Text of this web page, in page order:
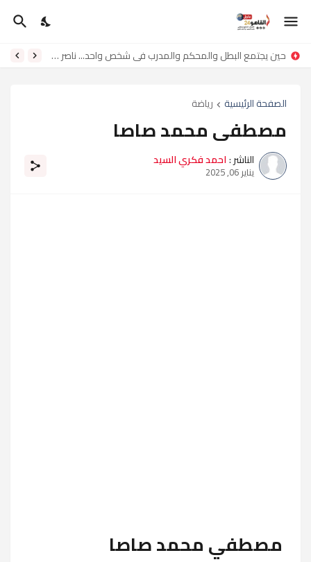
حين يجتمع البطل والمحكم والمدرب في شخص واحد... ناصر لامي ناصر
الصفحة الرئيسية رياضة
مصطفى محمد صاصا
الناشر :احمد فكري السيد
يناير 06, 2025
مصطفي محمد صاصا